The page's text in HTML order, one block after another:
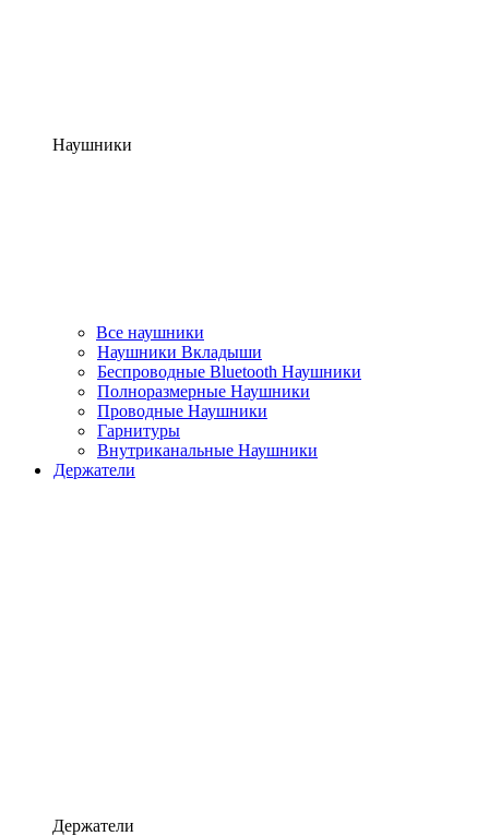
Наушники
Все наушники
Наушники Вкладыши
Беспроводные Bluetooth Наушники
Полноразмерные Наушники
Проводные Наушники
Гарнитуры
Внутриканальные Наушники
Держатели
Держатели